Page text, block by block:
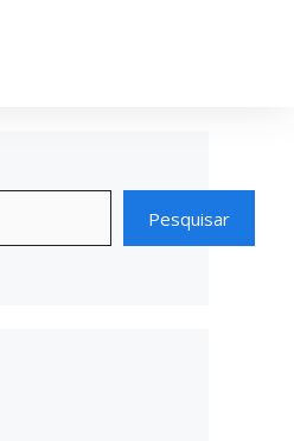
Pesquisar